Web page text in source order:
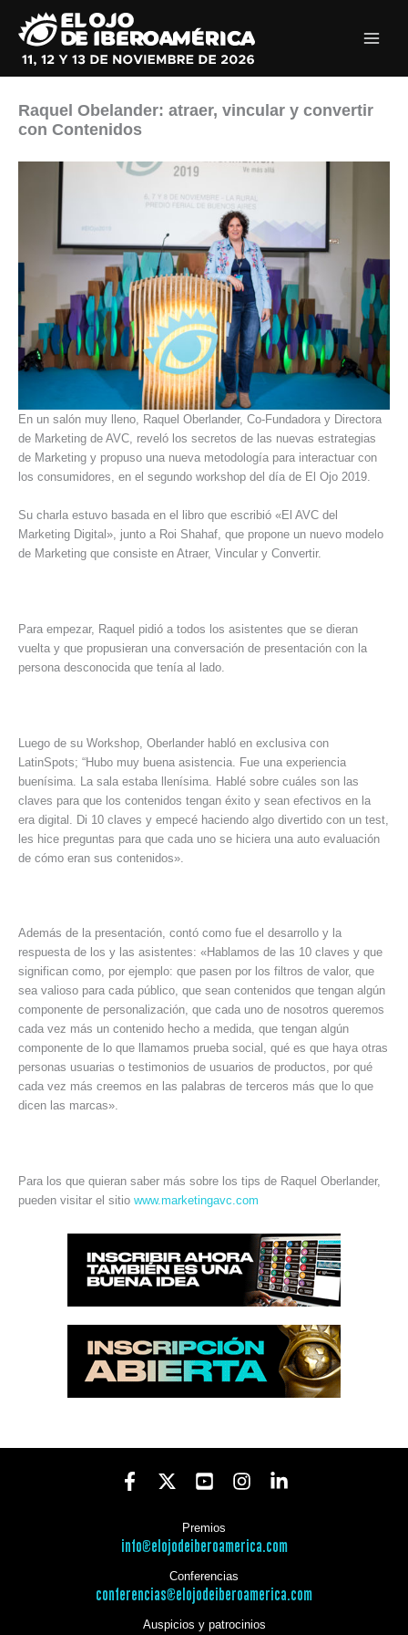
contenido
Raquel Obelander: atraer, vincular y convertir
con Contenidos
En un salón muy lleno, Raquel Oberlander, Co-Fundadora y Directora
de Marketing de AVC, reveló los secretos de las nuevas estrategias
de Marketing y propuso una nueva metodología para interactuar con
los consumidores, en el segundo workshop del día de El Ojo 2019.
Su charla estuvo basada en el libro que escribió «El AVC del
Marketing Digital», junto a Roi Shahaf, que propone un nuevo modelo
de Marketing que consiste en Atraer, Vincular y Convertir.
Para empezar, Raquel pidió a todos los asistentes que se dieran
vuelta y que propusieran una conversación de presentación con la
persona desconocida que tenía al lado.
Luego de su Workshop, Oberlander habló en exclusiva con
LatinSpots; “Hubo muy buena asistencia. Fue una experiencia
buenísima. La sala estaba llenísima. Hablé sobre cuáles son las
claves para que los contenidos tengan éxito y sean efectivos en la
era digital. Di 10 claves y empecé haciendo algo divertido con un test,
les hice preguntas para que cada uno se hiciera una auto evaluación
de cómo eran sus contenidos».
Además de la presentación, contó como fue el desarrollo y la
respuesta de los y las asistentes: «Hablamos de las 10 claves y que
significan como, por ejemplo: que pasen por los filtros de valor, que
sea valioso para cada público, que sean contenidos que tengan algún
componente de personalización, que cada uno de nosotros queremos
cada vez más un contenido hecho a medida, que tengan algún
componente de lo que llamamos prueba social, qué es que haya otras
personas usuarias o testimonios de usuarios de productos, por qué
cada vez más creemos en las palabras de terceros más que lo que
dicen las marcas».
Para los que quieran saber más sobre los tips de Raquel Oberlander,
pueden visitar el sitio www.marketingavc.com
Premios
info@elojodeiberoamerica.com
Conferencias
conferencias@elojodeiberoamerica.com
Auspicios y patrocinios